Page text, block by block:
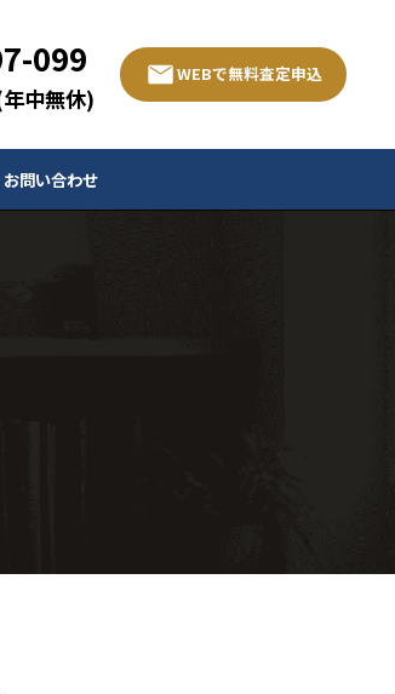
099
中無休)
WEBで無料査定申込
お問い合わせ